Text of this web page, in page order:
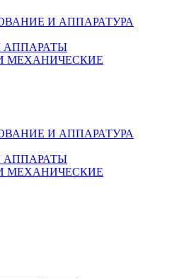
И АППАРАТУРА
АППАРАТЫ
МЕХАНИЧЕСКИЕ
И АППАРАТУРА
АППАРАТЫ
МЕХАНИЧЕСКИЕ